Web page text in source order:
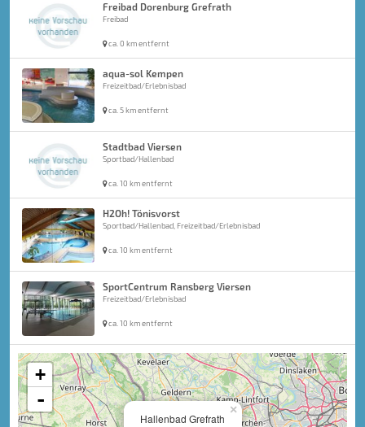
Freibad Dorenburg Grefrath
Freibad
ca. 0 km entfernt
aqua-sol Kempen
Freizeitbad/Erlebnisbad
ca. 5 km entfernt
Stadtbad Viersen
Sportbad/Hallenbad
ca. 10 km entfernt
H2Oh! Tönisvorst
Sportbad/Hallenbad, Freizeitbad/Erlebnisbad
ca. 10 km entfernt
SportCentrum Ransberg Viersen
Freizeitbad/Erlebnisbad
ca. 10 km entfernt
×
Hallenbad Grefrath
+
-